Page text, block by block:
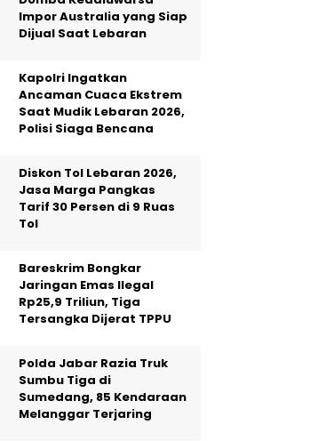
Impor Australia yang Siap
Dijual Saat Lebaran
Kapolri Ingatkan
Ancaman Cuaca Ekstrem
Saat Mudik Lebaran 2026,
Polisi Siaga Bencana
Diskon Tol Lebaran 2026,
Jasa Marga Pangkas
Tarif 30 Persen di 9 Ruas
Tol
Bareskrim Bongkar
Jaringan Emas Ilegal
Rp25,9 Triliun, Tiga
Tersangka Dijerat TPPU
Polda Jabar Razia Truk
Sumbu Tiga di
Sumedang, 85 Kendaraan
Melanggar Terjaring